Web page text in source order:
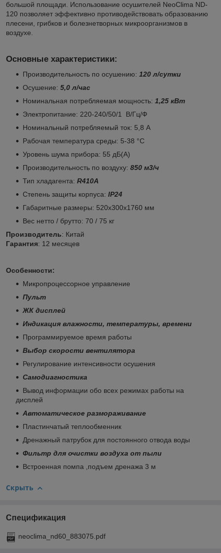
большой площади. Использование осушителей NeoClima ND-
120 позволяет эффективно противодействовать образованию
плесени, грибков и болезнетворных микроорганизмов в
воздухе.
Основные характеристики:
Производительность по осушению: 120 л/сутки
Осушение: 5,0 л/час
Номинальная потребляемая мощность: 1,25 кВт
Электропитание: 220-240/50/1 В/Гц/Ф
Номинальный потребляемый ток: 5,8 А
Рабочая температура среды: 5-38 °C
Уровень шума прибора: 55 дБ(А)
Производительность по воздуху: 850 м3/ч
Тип хладагента: R410A
Степень защиты корпуса: IP24
Габаритные размеры: 520х300х1760 мм
Вес нетто / брутто: 70 / 75 кг
Производитель: Китай
Гарантия: 12 месяцев
Особенности:
Микропроцессорное управление
Пульт
ЖК дисплей
Индикация влажности, температуры, времени
Программируемое время работы
Выбор скорости вентилятора
Регулирование интенсивности осушения
Самодиагностика
Вывод информации обо всех режимах работы на
дисплей
Автоматическое размораживание
Пластинчатый теплообменник
Дренажный патрубок для постоянного отвода воды
Фильтр для очистки воздуха от пыли
Встроенная помпа ,подъем дренажа 3 м
Скрыть
Спецификация
neoclima_nd60_883075.pdf